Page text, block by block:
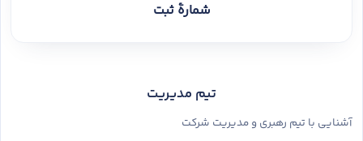
شمارهٔ ثبت
تیم مدیریت
آشنایی با تیم رهبری و مدیریت شرکت